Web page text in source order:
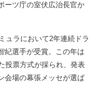
ーツ庁の室伏広治長官か
ュラにおいて2年連続ドラ
紀選手が受賞。この年は
投票方式が採られ、発表
会場の幕張メッセが選ば